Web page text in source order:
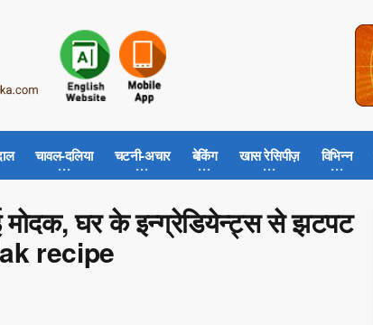
चावल-दलिया चटनी-अचार बेकिंग खास रेसिपीज़ विभिन्न
घर के इन्ग्रेडियेन्ट्स से झटपट
recipe